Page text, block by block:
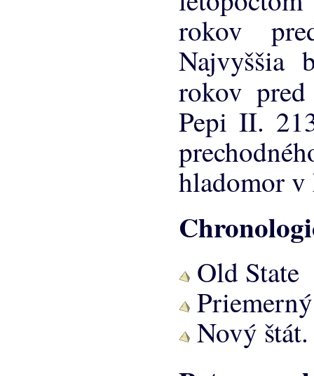
rokov
Najvyššia
rokov
Pepi II.
hladomor v
Old State
Nový štát.